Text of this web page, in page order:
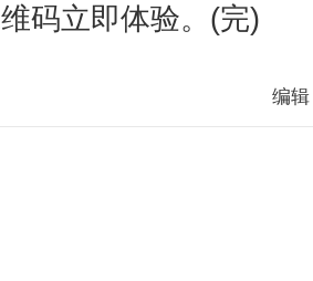
立即体验。(完)
编